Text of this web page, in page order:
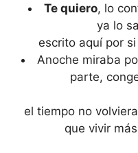
Te quiero, lo
ya lo
escrito aquí por
Anoche miraba
parte,
el tiempo no
que vivir